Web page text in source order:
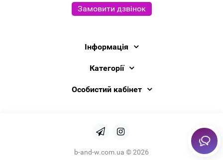
Замовити дзвінок
Інформація
Категорії
Особистий кабінет
b-and-w.com.ua © 2026